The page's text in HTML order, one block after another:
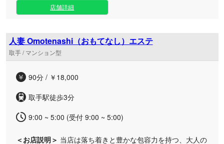
れやストレスを抱えるお客様へ、当店ならではの超濃厚なオ
リジナル施術メニューをご用意しております。選び抜かれた
技術で、心身ともに満たされる至福のひとときをご提供いた
します。 毎日ご利用いただけるお得な割引キャンペーンを多
数ご用意しているほか、各種キャッシュレス決済にも対応し
す。年末年始も休まず営業しておりますので、ご自身のライ
フスタイルに合わせていつでも癒やしを求めにいらしてくだ
さい。 極上のリラクゼーションと心弾むような時間を、ぜひ
当店でご体感くださいませ。皆様のご来店を心よりお待ち申
し上げております。
店舗詳細
人妻 Omotenashi（おもてなし）エステ
取手 / マンション型
90分 / ￥18,000
取手駅徒歩3分
9:00 ~ 5:00 (受付 9:00 ~ 5:00)
＜お店説明＞ 当店は落ち着きと豊かな包容力を持つ、大人の